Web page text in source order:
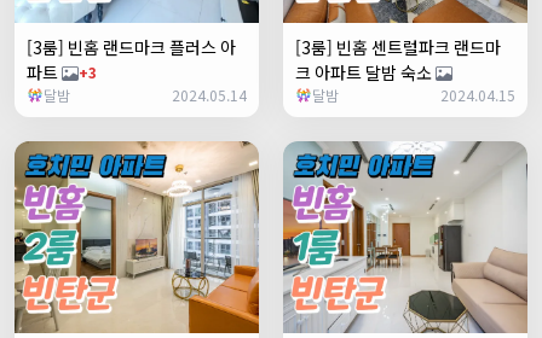
[3룸] 빈홈 랜드마크 플러스 아
파트
+3
달밤
2024.05.14
[3룸] 빈홈 센트럴파크 랜드마
크 아파트 달밤 숙소
달밤 2024.04.15